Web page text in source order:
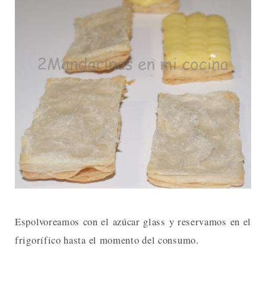
Espolvoreamos con el azúcar glass y reservamos en el
frigorífico hasta el momento del consumo.